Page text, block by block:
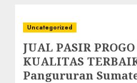
Uncategorized
JUAL PASIR
KUALITAS
Pangururan